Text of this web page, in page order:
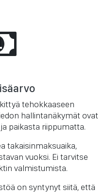
tehokkaaseen
hallintanäkymät ovat
paikasta riippumatta.
takaisinmaksuaika,
vuoksi. Ei tarvitse
valmistumista.
on syntynyt siitä, että